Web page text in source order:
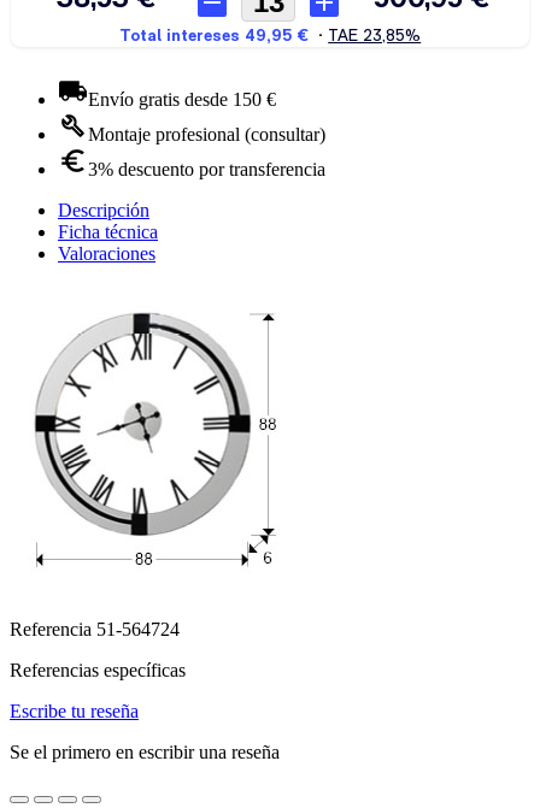
Envío gratis desde 150 €
Montaje profesional (consultar)
3% descuento por transferencia
Descripción
Ficha técnica
Valoraciones
Referencia 51-564724
Referencias específicas
Escribe tu reseña
Se el primero en escribir una reseña